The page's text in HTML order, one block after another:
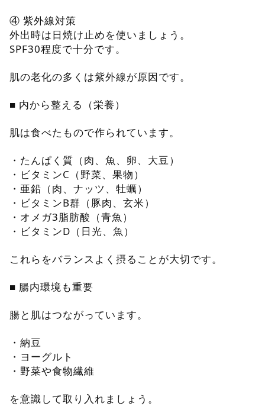
④ 紫外線対策
外出時は日焼け止めを使いましょう。
SPF30程度で十分です。
肌の老化の多くは紫外線が原因です。
■ 内から整える（栄養）
肌は食べたもので作られています。
・たんぱく質（肉、魚、卵、大豆）
・ビタミンC（野菜、果物）
・亜鉛（肉、ナッツ、牡蠣）
・ビタミンB群（豚肉、玄米）
・オメガ3脂肪酸（青魚）
・ビタミンD（日光、魚）
これらをバランスよく摂ることが大切です。
■ 腸内環境も重要
腸と肌はつながっています。
・納豆
・ヨーグルト
・野菜や食物繊維
を意識して取り入れましょう。